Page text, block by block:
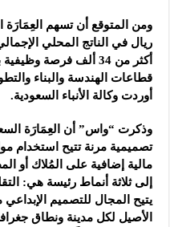
ريال في الناتج المحلي
أكثر من 34 ألف فرصة
أوردت وكالة الأنباء السعودية.
وذكرت “واس” أن العِمَارَة
تصميمية مرنة تتيح استخدام
مالية إضافية على المُلاك أو
إلى ثلاثة أنماط رئيسة هي:
يتيح المجال للتصميم
الأصيل لكل مدينة ونطاق